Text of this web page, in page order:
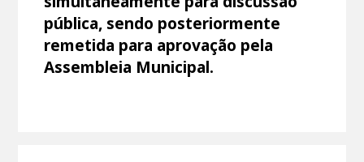
pública, sendo posteriormente
remetida para aprovação pela
Assembleia Municipal.